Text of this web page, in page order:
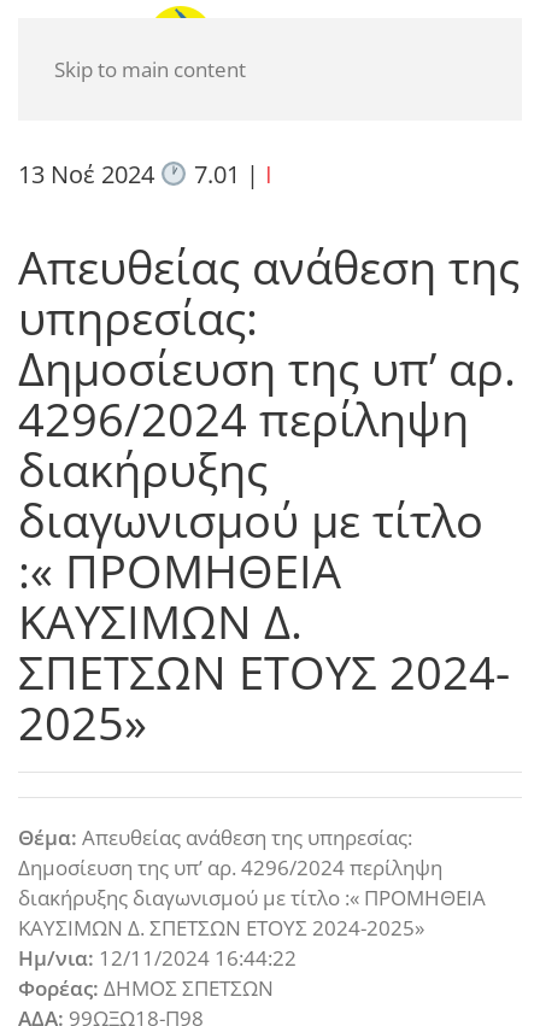
Skip to main content
13 Νοέ 2024 7.01 | I
Απευθείας ανάθεση της
υπηρεσίας:
Δημοσίευση της υπ’ αρ.
4296/2024 περίληψη
διακήρυξης
διαγωνισμού με τίτλο
:« ΠΡΟΜΗΘΕΙΑ
ΚΑΥΣΙΜΩΝ Δ.
ΣΠΕΤΣΩΝ ΕΤΟΥΣ 2024-
2025»
Θέμα: Απευθείας ανάθεση της υπηρεσίας:
Δημοσίευση της υπ’ αρ. 4296/2024 περίληψη
διακήρυξης διαγωνισμού με τίτλο :« ΠΡΟΜΗΘΕΙΑ
ΚΑΥΣΙΜΩΝ Δ. ΣΠΕΤΣΩΝ ΕΤΟΥΣ 2024-2025»
Ημ/νια: 12/11/2024 16:44:22
Φορέας: ΔΗΜΟΣ ΣΠΕΤΣΩΝ
ΑΔΑ: 99ΩΞΩ18-Π98